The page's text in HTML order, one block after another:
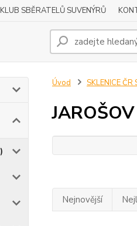
KLUB SBĚRATELŮ SUVENÝRŮ
Úvod SKLENICE
JAROŠOV
Nejnovější